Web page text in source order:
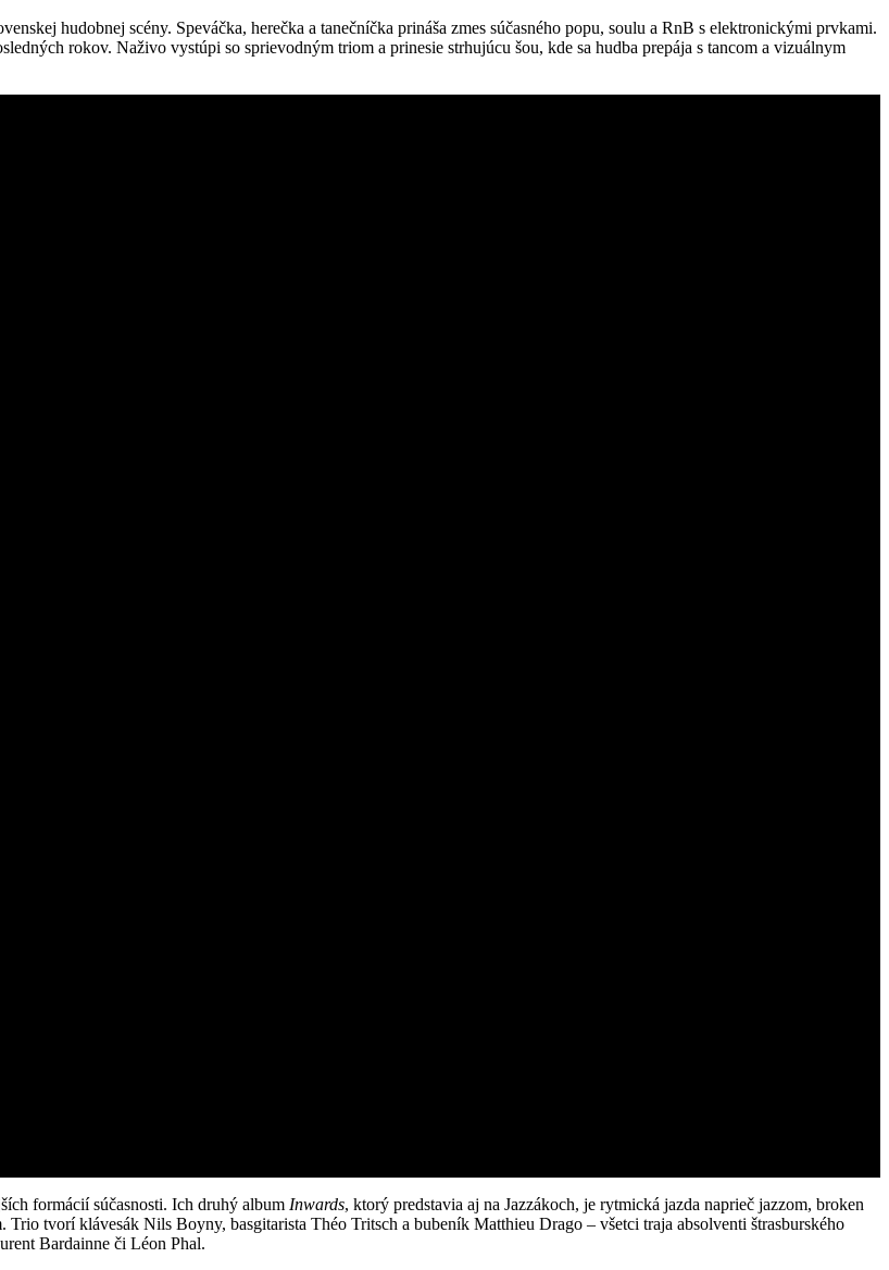
hudobnej scény. Speváčka, herečka a tanečníčka prináša zmes súčasného popu, soulu a RnB s elektronickými prvkami.
rokov. Naživo vystúpi so sprievodným triom a prinesie strhujúcu šou, kde sa hudba prepája s tancom a vizuálnym
formácií súčasnosti. Ich druhý album Inwards, ktorý predstavia aj na Jazzákoch, je rytmická jazda naprieč jazzom, broken
tvorí klávesák Nils Boyny, basgitarista Théo Tritsch a bubeník Matthieu Drago – všetci traja absolventi štrasburského
Bardainne či Léon Phal.